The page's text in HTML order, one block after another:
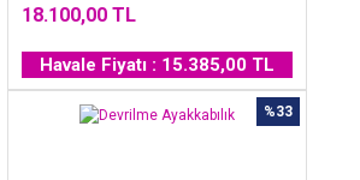
18.100,00 TL
Havale Fiyatı : 15.385,00 TL
%33